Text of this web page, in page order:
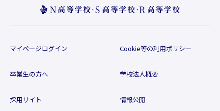
マイページログイン
卒業生の方へ
採用サイト
Cookie等の利用ポリシー
学校法人概要
情報公開